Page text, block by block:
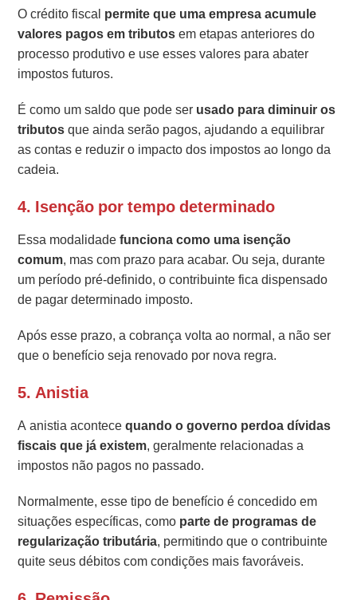
O crédito fiscal permite que uma empresa acumule
valores pagos em tributosem etapas anteriores do
processo produtivo e use esses valores para abater
impostos futuros.
É como um saldo que pode ser usado para diminuir os
tributosque ainda serão pagos, ajudando a equilibrar
as contas e reduzir o impacto dos impostos ao longo da
cadeia.
4. Isenção por tempo determinado
Essa modalidadefunciona como uma isenção
comum, mas com prazo para acabar. Ou seja, durante
um período pré-definido, o contribuinte fica dispensado
de pagar determinado imposto.
Após esse prazo, a cobrança volta ao normal, a não ser
que o benefício seja renovado por nova regra.
5.Anistia
A anistia acontecequando o governo perdoa dívidas
fiscais que já existem, geralmente relacionadas a
impostos não pagos no passado.
Normalmente, esse tipo de benefício é concedido em
situações específicas, como parte de programas de
regularização tributária, permitindo que o contribuinte
quite seus débitos com condições mais favoráveis.